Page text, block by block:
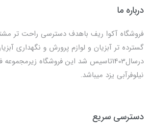
درباره ما
فروشگاه آکوا ریف باهدف دسترسی راحت تر
گسترده تر آبزیان و لوازم پرورش و نگهداری
درسال1403تاسیس شد این فروشگاه
نیلوفرآبی یزد میباشد.
دسترسی سریع